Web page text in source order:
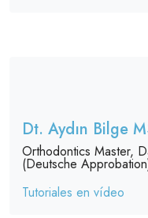
Dt. Aydın Bilge
Orthodontics Master,
(Deutsche
Tutoriales en vídeo